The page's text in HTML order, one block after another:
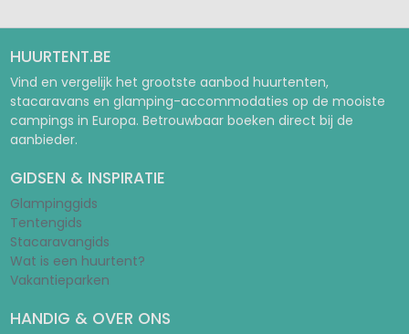
HUURTENT.BE
Vind en vergelijk het grootste aanbod huurtenten,
stacaravans en glamping-accommodaties op de mooiste
campings in Europa. Betrouwbaar boeken direct bij de
aanbieder.
GIDSEN & INSPIRATIE
Glampinggids
Tentengids
Stacaravangids
Wat is een huurtent?
Vakantieparken
HANDIG & OVER ONS